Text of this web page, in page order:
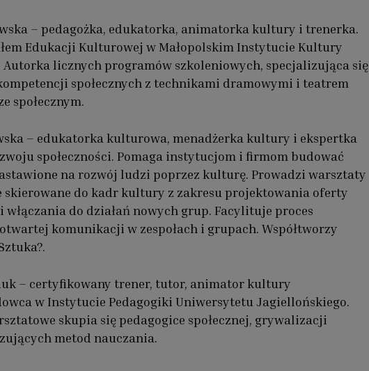
– pedagożka, edukatorka, animatorka kultury i trenerka.
Edukacji Kulturowej w Małopolskim Instytucie Kultury
Autorka licznych programów szkoleniowych, specjalizująca się
społecznych z technikami dramowymi i teatrem
społecznym.
– edukatorka kulturowa, menadżerka kultury i ekspertka
społeczności. Pomaga instytucjom i firmom budować
na rozwój ludzi poprzez kulturę. Prowadzi warsztaty
skierowane do kadr kultury z zakresu projektowania oferty
do działań nowych grup. Facylituje proces
komunikacji w zespołach i grupach. Współtworzy
– certyfikowany trener, tutor, animator kultury
w Instytucie Pedagogiki Uniwersytetu Jagiellońskiego.
skupia się pedagogice społecznej, grywalizacji
metod nauczania.